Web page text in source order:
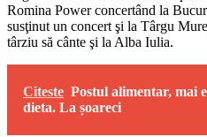
Romina Power concertând la
susţinut un concert şi la Târgu
târziu să cânte şi la Alba Iulia.
Citeste Postul alimentar, mai
dieta. La șoareci